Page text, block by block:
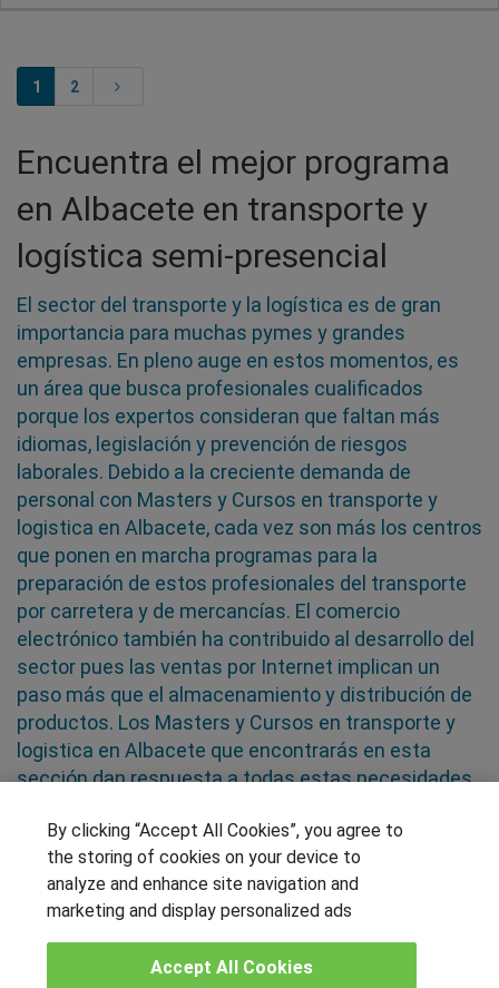
1 2
Encuentra el mejor programa
en Albacete en transporte y
logística semi-presencial
El sector del transporte y la logística es de gran
importancia para muchas pymes y grandes
empresas. En pleno auge en estos momentos, es
un área que busca profesionales cualificados
porque los expertos consideran que faltan más
idiomas, legislación y prevención de riesgos
laborales. Debido a la creciente demanda de
personal con Masters y Cursos en transporte y
logistica en Albacete, cada vez son más los centros
que ponen en marcha programas para la
preparación de estos profesionales del transporte
por carretera y de mercancías. El comercio
electrónico también ha contribuido al desarrollo del
sector pues las ventas por Internet implican un
paso más que el almacenamiento y distribución de
productos. Los Masters y Cursos en transporte y
logistica en Albacete que encontrarás en esta
sección dan respuesta a todas estas necesidades
SÍGUENOS EN LAS REDES
OTROS GRUPOS DE INTERES
By clicking “Accept All Cookies”, you agree to
the storing of cookies on your device to
analyze and enhance site navigation and
marketing and display personalized ads
Accept All Cookies